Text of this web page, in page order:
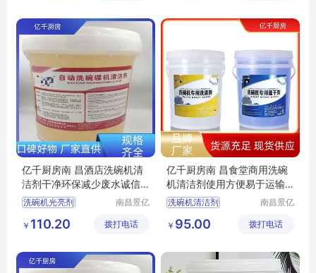
商用洗碗机清洁剂厂家
洗碗机专用洗涤剂厂家
亿千厨房南 昌酒店洗碗机清
洁剂干净环保减少废水诚信
经营
洗碗机光亮剂
洗碗机清洁剂厂家
商用洗碗机清洁剂厂家
南昌景亿
有限公司
￥ 110.20 拨打电话
亿千厨房南 昌食堂商用洗碗
机清洁剂使用方便易于运输
精选商家
洗碗机清洁剂
商用洗碗机清洁剂
洗碗机催干剂厂家
南昌景亿
有限公司
￥ 95.00 拨打电话